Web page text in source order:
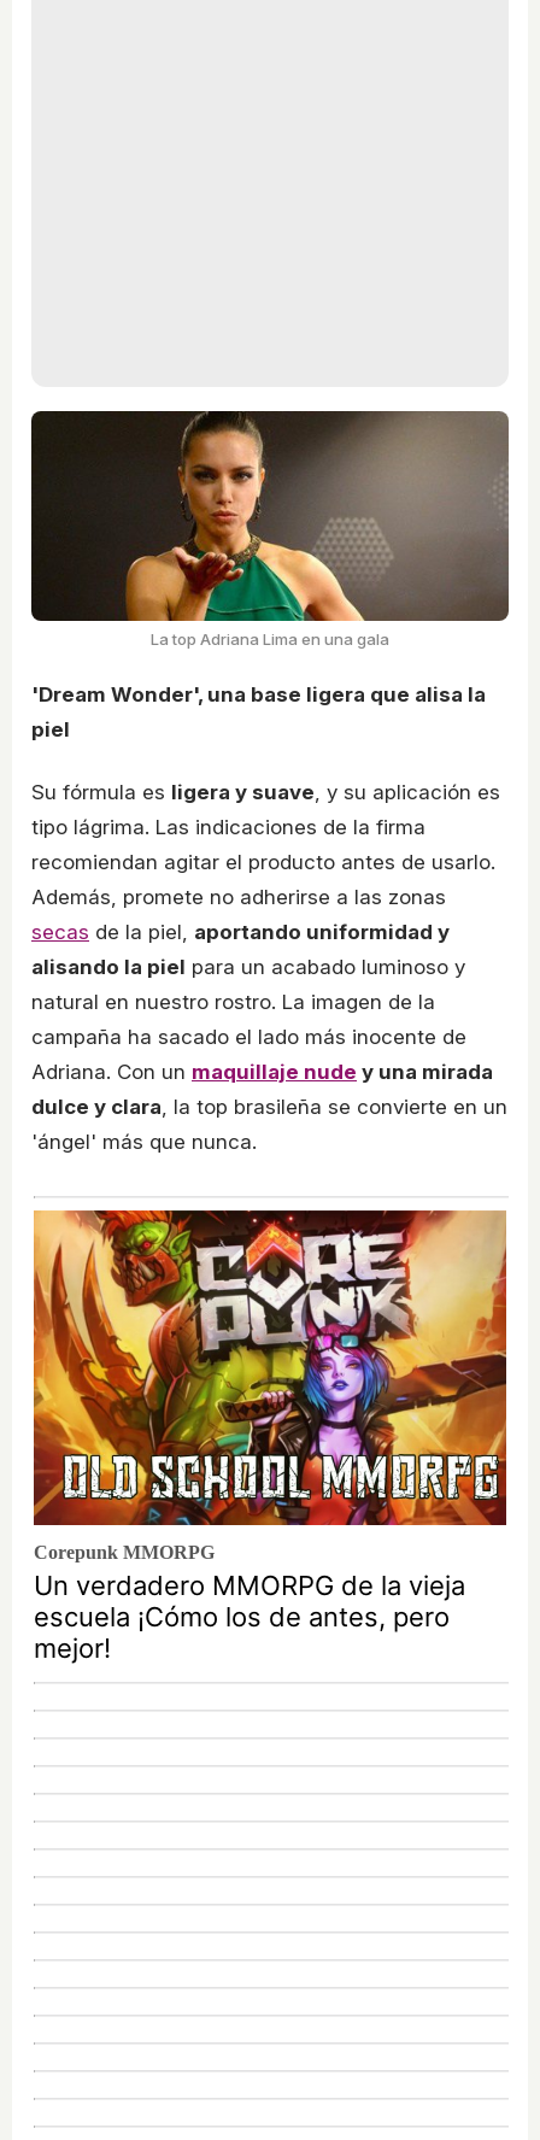
La top Adriana Lima en una gala
'Dream Wonder', una base ligera que alisa la
piel
Su fórmula es ligera y suave , y su aplicación es
tipo lágrima. Las indicaciones de la firma
recomiendan agitar el producto antes de usarlo.
Además, promete no adherirse a las zonas
secas de la piel, aportando uniformidad y
alisando la piel para un acabado luminoso y
natural en nuestro rostro. La imagen de la
campaña ha sacado el lado más inocente de
Adriana. Con un maquillaje nude y una mirada
dulce y clara , la top brasileña se convierte en un
'ángel' más que nunca.
Corepunk MMORPG
Un verdadero MMORPG de la vieja
escuela ¡Cómo los de antes, pero
mejor!